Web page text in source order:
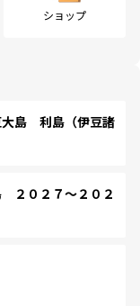
ショップ
島 利島（伊豆諸
０２７～２０２